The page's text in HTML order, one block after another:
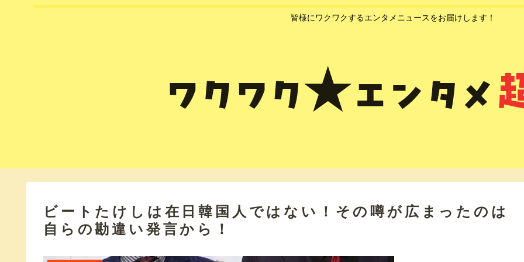
皆様にワクワクするエンタメニュースをお届けします！
ビートたけしは在日韓国人ではない！その噂が広まったのは
自らの勘違い発言から！